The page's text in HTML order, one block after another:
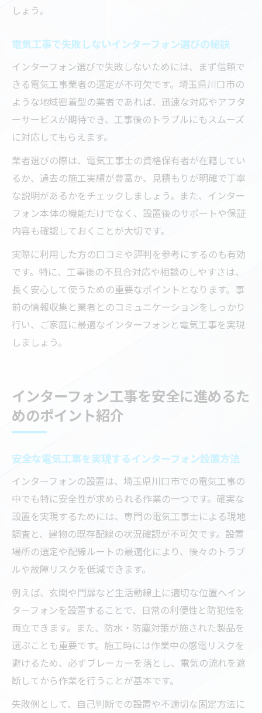
しょう。
電気工事で失敗しないインターフォン選びの秘訣
インターフォン選びで失敗しないためには、まず信頼で
きる電気工事業者の選定が不可欠です。埼玉県川口市の
ような地域密着型の業者であれば、迅速な対応やアフタ
ーサービスが期待でき、工事後のトラブルにもスムーズ
に対応してもらえます。
業者選びの際は、電気工事士の資格保有者が在籍してい
るか、過去の施工実績が豊富か、見積もりが明確で丁寧
な説明があるかをチェックしましょう。また、インター
フォン本体の機能だけでなく、設置後のサポートや保証
内容も確認しておくことが大切です。
実際に利用した方の口コミや評判を参考にするのも有効
です。特に、工事後の不具合対応や相談のしやすさは、
長く安心して使うための重要なポイントとなります。事
前の情報収集と業者とのコミュニケーションをしっかり
行い、ご家庭に最適なインターフォンと電気工事を実現
しましょう。
インターフォン工事を安全に進めるた
めのポイント紹介
安全な電気工事を実現するインターフォン設置方法
インターフォンの設置は、埼玉県川口市での電気工事の
中でも特に安全性が求められる作業の一つです。確実な
設置を実現するためには、専門の電気工事士による現地
調査と、建物の既存配線の状況確認が不可欠です。設置
場所の選定や配線ルートの最適化により、後々のトラブ
ルや故障リスクを低減できます。
例えば、玄関や門扉など生活動線上に適切な位置へイン
ターフォンを設置することで、日常の利便性と防犯性を
両立できます。また、防水・防塵対策が施された製品を
選ぶことも重要です。施工時には作業中の感電リスクを
避けるため、必ずブレーカーを落とし、電気の流れを遮
断してから作業を行うことが基本です。
失敗例として、自己判断での設置や不適切な固定方法に